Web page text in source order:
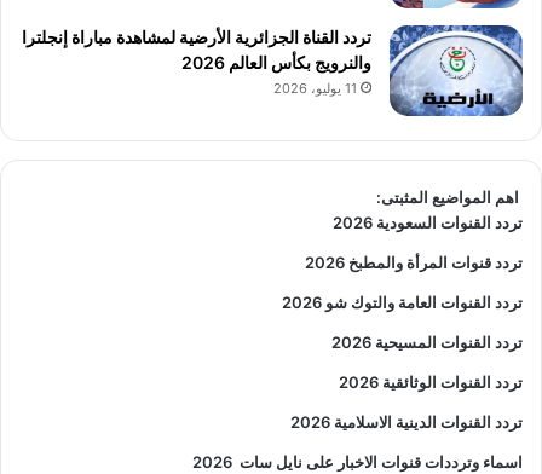
تردد القناة الجزائرية الأرضية لمشاهدة مباراة إنجلترا
والنرويج بكأس العالم 2026
11 يوليو، 2026
اهم المواضيع المثبتى:
تردد القنوات السعودية 2026
تردد قنوات المرأة والمطبخ 2026
تردد القنوات العامة والتوك شو 2026
تردد القنوات المسيحية 2026
تردد القنوات الوثائقية 2026
تردد القنوات الدينية الاسلامية 2026
اسماء وترددات قنوات الاخبار على نايل سات 2026